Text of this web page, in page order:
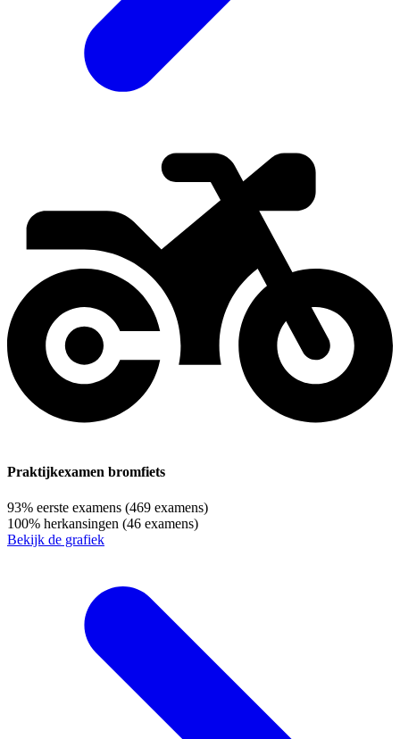
Praktijkexamen bromfiets
93% eerste examens (469 examens)
100% herkansingen (46 examens)
Bekijk de grafiek